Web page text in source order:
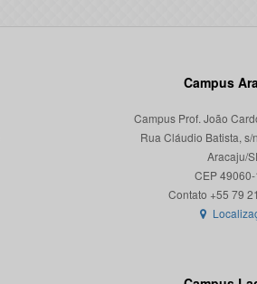
Campus
Campus Prof. João
Rua Cláudio Batista, s/
Aracaju/
CEP